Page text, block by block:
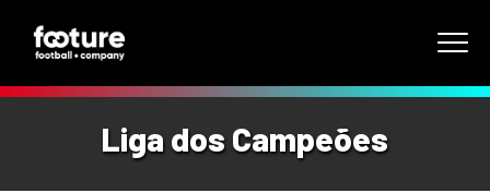
Liga dos Campeões